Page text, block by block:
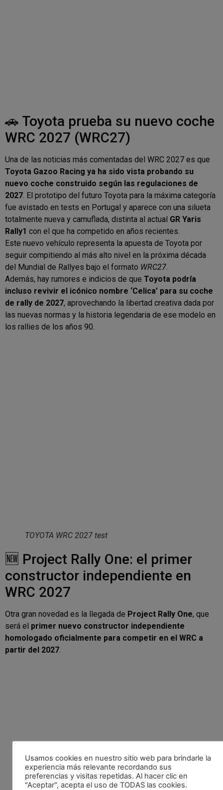
🚗 Toyota prueba su nuevo coche
WRC 2027 (WRC27)
Una de las noticias más comentadas del WRC 2027 es que
Toyota Gazoo Racing ya ha sido vista probando su
nuevo coche construido según las regulaciones de
2027. El prototipo del futuro Toyota para la máxima categoría
fue avistado en tests en Portugal y aparece con una silueta
totalmente nueva y camuflada, distinta al actual GR Yaris
Rally1 con el que ha competido en años recientes.
Este nuevo vehículo representa la apuesta de Toyota por
seguir compitiendo al más alto nivel en la próxima década
del Mundial de Rallyes bajo el formato WRC27.
Además, hay rumores e indicios de que Toyota podría
incluso revivir el icónico nombre ‘Celica’ para su coche
de rally de 2027, aprovechando la libertad creativa dada por
las nuevas normas y la historia legendaria de ese modelo en
los rallies de los años 90.
TOYOTA WRC 2027 test
🆕 Project Rally One: el primer
constructor independiente en
WRC 2027
Otra gran novedad es la llegada de Project Rally One, que
será el primer nuevo constructor independiente
homologado oficialmente para competir en el WRC a
partir del 2027
Usamos cookies en nuestro sitio web para brindarle la
experiencia más relevante recordando sus
preferencias y visitas repetidas. Al hacer clic en
"Aceptar", acepta el uso de TODAS las cookies.